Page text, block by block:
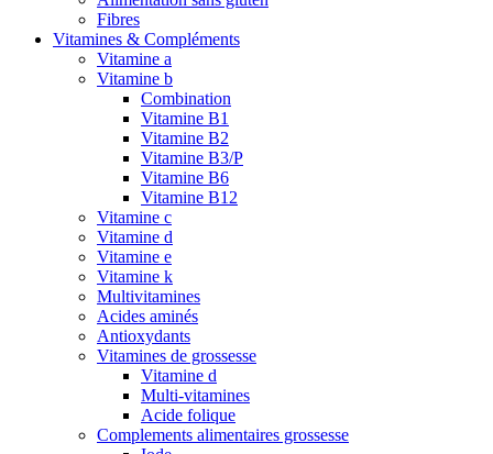
Fibres
Vitamines & Compléments
Vitamine a
Vitamine b
Combination
Vitamine B1
Vitamine B2
Vitamine B3/P
Vitamine B6
Vitamine B12
Vitamine c
Vitamine d
Vitamine e
Vitamine k
Multivitamines
Acides aminés
Antioxydants
Vitamines de grossesse
Vitamine d
Multi-vitamines
Acide folique
Complements alimentaires grossesse